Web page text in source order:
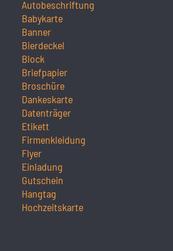
Autobeschriftung
Babykarte
Banner
Bierdeckel
Block
Briefpapier
Broschüre
Dankeskarte
Datenträger
Etikett
Firmenkleidung
Flyer
Einladung
Gutschein
Hangtag
Hochzeitskarte